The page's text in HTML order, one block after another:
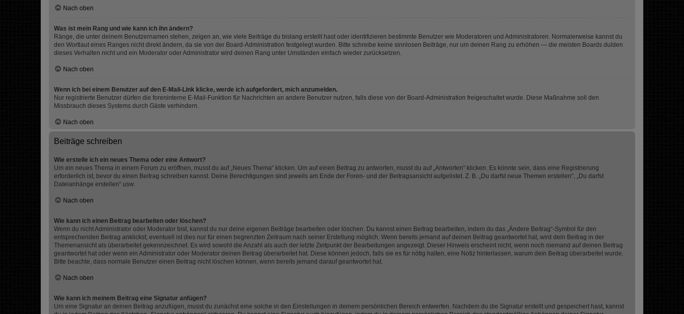
Nach oben
Was ist mein Rang und wie kann ich ihn ändern?
Ränge, die unter deinem Benutzernamen stehen, zeigen an, wie viele Beiträge du bislang erstellt hast oder identifizieren bestimmte Benutzer wie Moderatoren und Administratoren. Normalerweise kannst du
den Wortlaut eines Ranges nicht direkt ändern, da sie von der Board-Administration festgelegt wurden. Bitte schreibe keine sinnlosen Beiträge, nur um deinen Rang zu erhöhen — die meisten Boards dulden
dieses Verhalten nicht und ein Moderator oder Administrator wird deinen Rang unter Umständen einfach wieder zurücksetzen.
Nach oben
Wenn ich bei einem Benutzer auf den E-Mail-Link klicke, werde ich aufgefordert, mich anzumelden.
Nur registrierte Benutzer dürfen die foreninterne E-Mail-Funktion für Nachrichten an andere Benutzer nutzen, falls diese von der Board-Administration freigeschaltet wurde. Diese Maßnahme soll den
Missbrauch dieses Systems durch Gäste verhindern.
Nach oben
Beiträge schreiben
Wie erstelle ich ein neues Thema oder eine Antwort?
Um ein neues Thema in einem Forum zu eröffnen, musst du auf „Neues Thema“ klicken. Um auf einen Beitrag zu antworten, musst du auf „Antworten“ klicken. Es könnte sein, dass eine Registrierung
erforderlich ist, bevor du einen Beitrag schreiben kannst. Deine Berechtigungen sind jeweils am Ende der Foren- und der Beitragsansicht aufgelistet. Z. B. „Du darfst neue Themen erstellen“, „Du darfst
Dateianhänge erstellen“ usw.
Nach oben
Wie kann ich einen Beitrag bearbeiten oder löschen?
Wenn du nicht Administrator oder Moderator bist, kannst du nur deine eigenen Beiträge bearbeiten oder löschen. Du kannst einen Beitrag bearbeiten, indem du das „Ändere Beitrag“-Symbol für den
entsprechenden Beitrag anklickst; eventuell ist dies nur für einen begrenzten Zeitraum nach seiner Erstellung möglich. Wenn bereits jemand auf deinen Beitrag geantwortet hat, wird dein Beitrag in der
Themenansicht als überarbeitet gekennzeichnet. Es wird sowohl die Anzahl als auch der letzte Zeitpunkt der Bearbeitungen angezeigt. Dieser Hinweis erscheint nicht, wenn noch niemand auf deinen Beitrag
geantwortet hat oder wenn ein Administrator oder Moderator deinen Beitrag überarbeitet hat. Diese können jedoch, falls sie es für nötig halten, eine Notiz hinterlassen, warum dein Beitrag überarbeitet wurde.
Bitte beachte, dass normale Benutzer einen Beitrag nicht löschen können, wenn bereits jemand darauf geantwortet hat.
Nach oben
Wie kann ich meinem Beitrag eine Signatur anfügen?
Um eine Signatur an deinen Beitrag anzufügen, musst du zunächst eine solche in den Einstellungen in deinem persönlichen Bereich entwerfen. Nachdem du die Signatur erstellt und gespeichert hast, kannst